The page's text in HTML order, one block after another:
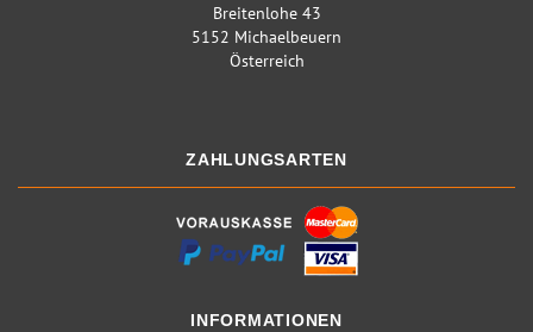
Breitenlohe 43
5152 Michaelbeuern
Österreich
ZAHLUNGSARTEN
INFORMATIONEN